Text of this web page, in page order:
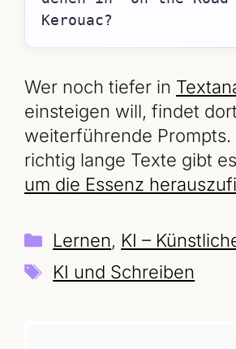
Kerouac?
Wer noch tiefer in
einsteigen will, findet dort
weiterführende
richtig lange Texte gibt es
um die Essenz
Kategorien
Lernen, KI –
Schlagwörter
KI und Schreiben